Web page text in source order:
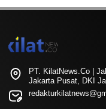
PT. KilatNews.Co |
Jakarta Pusat, DKI